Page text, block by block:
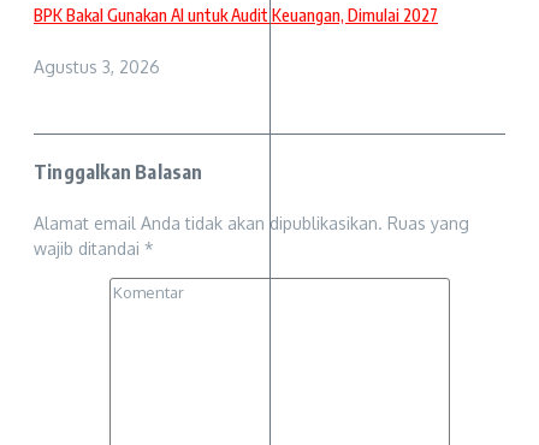
BPK Bakal Gunakan AI untuk Audit Keuangan, Dimulai 2027
Agustus 3, 2026
Tinggalkan Balasan
Alamat email Anda tidak akan dipublikasikan. Ruas yang
wajib ditandai *